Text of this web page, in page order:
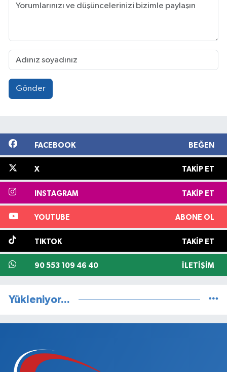
Gönder
FACEBOOK BEĞEN
X TAKIP ET
INSTAGRAM TAKIP ET
YOUTUBE ABONE OL
TIKTOK TAKIP ET
90 553 109 46 40 İLETIŞIM
Yükleniyor...